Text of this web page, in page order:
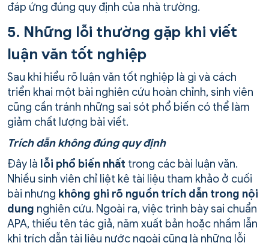
đáp ứng đúng quy định của nhà trường.
5. Những lỗi thường gặp khi viết
luận văn tốt nghiệp
Sau khi hiểu rõ luận văn tốt nghiệp là gì và cách
triển khai một bài nghiên cứu hoàn chỉnh, sinh viên
cũng cần tránh những sai sót phổ biến có thể làm
giảm chất lượng bài viết.
Trích dẫn không đúng quy định
Đây là lỗi phổ biến nhất trong các bài luận văn.
Nhiều sinh viên chỉ liệt kê tài liệu tham khảo ở cuối
bài nhưng không ghi rõ nguồn trích dẫn trong nội
dung nghiên cứu. Ngoài ra, việc trình bày sai chuẩn
APA, thiếu tên tác giả, năm xuất bản hoặc nhầm lẫn
khi trích dẫn tài liệu nước ngoài cũng là những lỗi